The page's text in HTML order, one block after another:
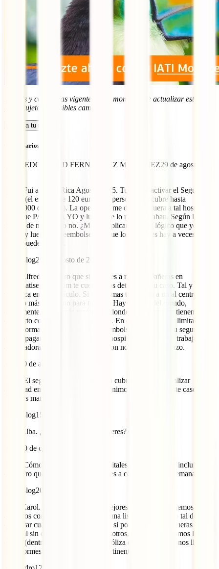
Precios y coberturas vigentes en el momento de actualizar esta
guía. Sujetos a posibles cambios.
Calcula tu seguro
Comentarios (34)
ALFREDO DAVID FERNANDEZ MARTINEZ29 de agosto de
Hola. Fui a Costa Rica Agosto 2025. Tuve que activar el Seguro de
Viajes (el estrella de 120 euros por persona que cubre hasta
5.000.000 de euros). La operadora me dijo que fuera a tal hospital
pero que PAGARA YO y luego me lo reembolsaban. Según leo el
seguro de mochilero no. ¿Me lo explican? No es lógico que yo
pague y luego me reembolsen ya que los importes hay a veces que
no se pueden pagar.
IATI Blog29 de agosto de 2025
Hola Alfredo. Seguro que si escribes a mis compañeras en
info@iatiseguros.com te cuentan los detalles de tu caso. Tal y como
se indica en este artículo. Si nos llamas te dirigen a un al centro
médico más oportuno para tu caso. Hay lugares del mundo,
obviamente, quizá más recónditos donde las clínicas no tienen
concierto con ninguna aseguradora. En eses casos, muy limitados, la
única forma es pagar y pedir el reembolso. No porque tu seguro no
quiera pagar, sino porque algunos hospitales no quieren trabajar con
aseguradoras. ¡Gracias por viajar con nosotros! Un abrazo.
10 de agosto de 2024
Hola! El seguro de IATI Mochilero cubre en caso de realizar
actividad en una organizacion sin ánimo de lucro. En este caso, con
tortugas marinas en la playa.
IATI Blog15 de agosto de 2024
Hola Alba. ¿A qué actividad te refieres? Saludos.
20 de octubre de 2023
Hola! Cómo podría saber qué hospitales o clínicas están incluidas en
el seguro que contrataré? Mi viaje es a costa rica por 1 semana.
IATI Blog20 de octubre de 2023
Hola Karol. Trabajamos con los mejores hospitales y tenemos
acuerdos con ellos, pero no existe una lista pública como tal donde
consultar cuales son. Por otro lado, si por una urgencia fueras a otro
hospital sin contactar antes con nosotros, te reembolsaríamos los
costes (dentro de los límites de la póliza elegida) al hacernos llegar
los informes médicos y facturas pertinentes. Un abrazo.